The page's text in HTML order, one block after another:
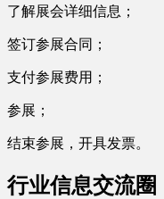
了解展会详细信息；
签订参展合同；
支付参展费用；
参展；
结束参展，开具发票。
行业信息交流圈